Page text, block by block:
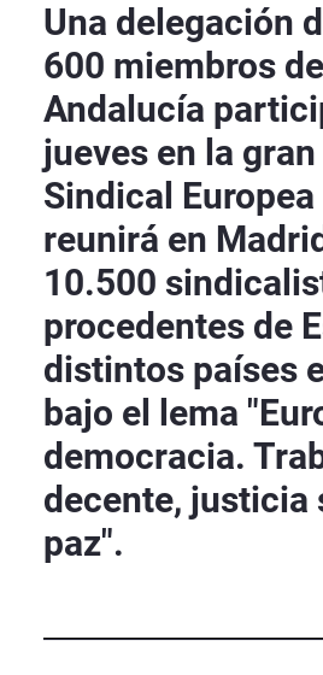
Una delegación
600 miembros
Andalucía
jueves en la
Sindical Europea
reunirá en
10.500
procedentes de
distintos países
bajo el lema
democracia.
decente, justicia
paz".